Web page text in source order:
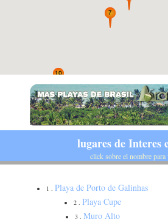
lugares de Interes
click sobre el nombre para
1 . Playa de Porto de Galinhas
2 . Playa Cupe
3 . Muro Alto